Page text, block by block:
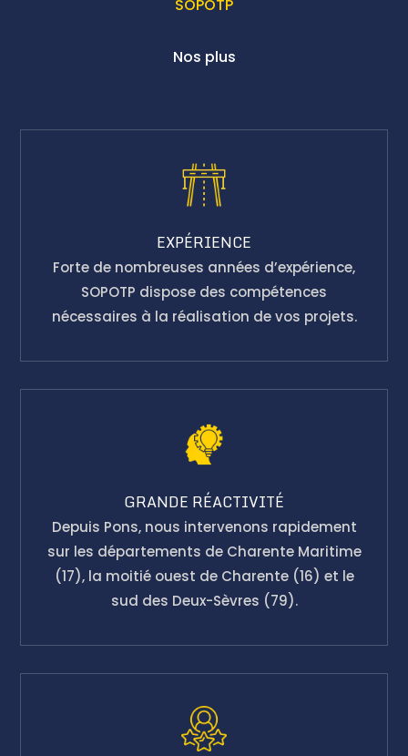
SOPOTP
Nos plus
EXPÉRIENCE
Forte de nombreuses années d’expérience,
SOPOTP dispose des compétences
nécessaires à la réalisation de vos projets.
GRANDE RÉACTIVITÉ
Depuis Pons, nous intervenons rapidement
sur les départements de Charente Maritime
(17), la moitié ouest de Charente (16) et le
sud des Deux-Sèvres (79).